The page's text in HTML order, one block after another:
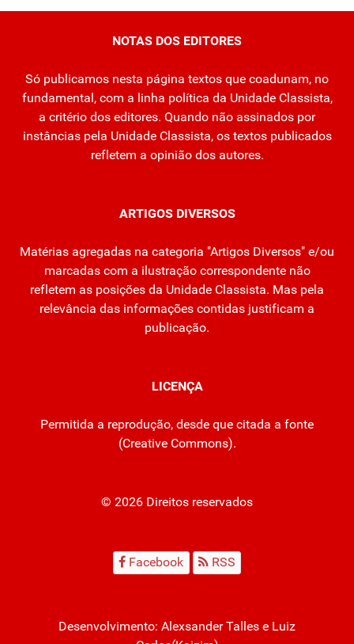
NOTAS DOS EDITORES
Só publicamos nesta página textos que coadunam, no
fundamental, com a linha política da Unidade Classista,
a critério dos editores. Quando não assinados por
instâncias pela Unidade Classista, os textos publicados
refletem a opinião dos autores.
ARTIGOS DIVERSOS
Matérias agregadas na categoria "Artigos Diversos" e/ou
marcadas com a ilustração correspondente não
refletem as posições da Unidade Classista. Mas pela
relevância das informações contidas justificam a
publicação.
LICENÇA
Permitida a reprodução, desde que citada a fonte
(Creative Commons).
© 2026 Direitos reservados
Facebook RSS
Desenvolvimento: Alexsander Talles e Luiz